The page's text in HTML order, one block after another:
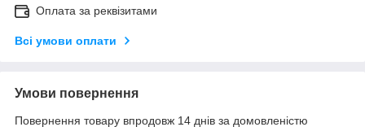
Оплата за реквізитами
Всі умови оплати
Умови повернення
Повернення товару впродовж 14 днів за домовленістю